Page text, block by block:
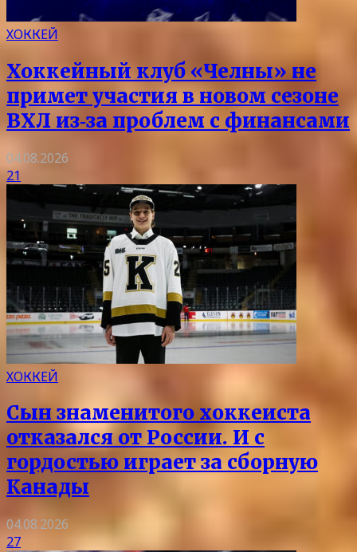
ХОККЕЙ
Хоккейный клуб «Челны» не
примет участия в новом сезоне
ВХЛ из‑за проблем с финансами
04.08.2026
21
ХОККЕЙ
Сын знаменитого хоккеиста
отказался от России. И с
гордостью играет за сборную
Канады
04.08.2026
27